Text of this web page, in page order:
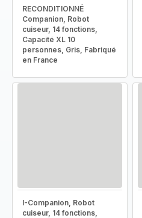
RECONDITIONNÉ
Companion, Robot
cuiseur, 14 fonctions,
Capacité XL 10
personnes, Gris, Fabriqué
en France
I-Companion, Robot
cuiseur, 14 fonctions,